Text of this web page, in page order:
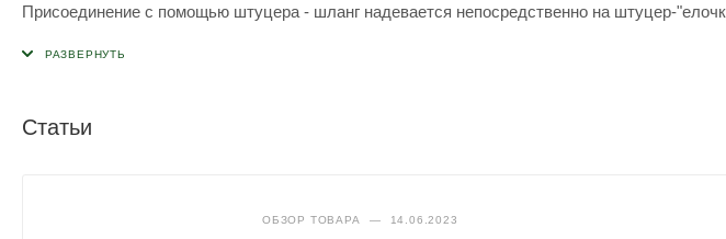
Присоединение с помощью штуцера - шланг надевается непосредственно на штуцер-
Статьи
ОБЗОР ТОВАРА — 14.06.2023